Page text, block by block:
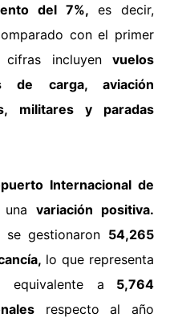
del 7%, es decir,
con el primer
incluyen vuelos
de carga, aviación
militares y paradas
Internacional de
variación positiva.
gestionaron 54,265
lo que representa
equivalente a 5,764
respecto al año